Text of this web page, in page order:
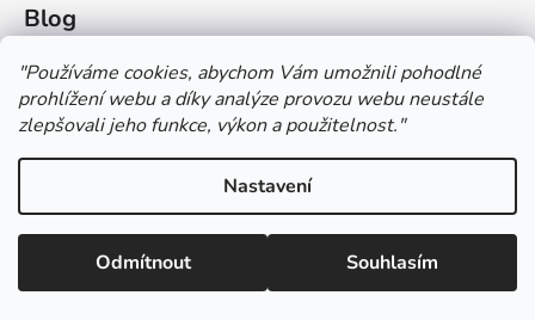
"Používáme cookies, abychom Vám umožnili pohodlné
prohlížení webu a díky analýze provozu webu neustále
zlepšovali jeho funkce, výkon a použitelnost."
Nastavení
Odmítnout Souhlasím
*** TUČNĚ ZVÝRAZNĚNÁ CENA U PRODUKTU JE CENA BEZ DPH
*** Vážení zákazníci, pokud při objednávce zvolíte platbu "PLATBA
NA FAKTURU (PLATBA PŘEDEM)" NEPLAŤTE prosím za zboží
ihned po ukončení objednávky. PLATEBNÍ ÚDAJE VÁM BUDOU
Blog
Čím můžeš psát do sešitu?
Jak na číslování sešitů
Značení tvrdosti grafitových tužek
Vytvořil Shoptet
Copyright 2026COLOR OFFICE s.r.o.. Všechna práva
vyhrazena.Upravit nastavení cookies